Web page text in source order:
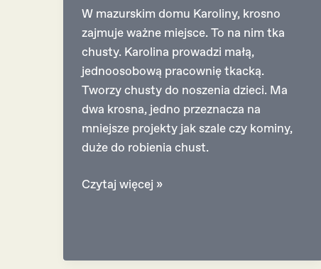
W mazurskim domu Karoliny, krosno
zajmuje ważne miejsce. To na nim tka
chusty. Karolina prowadzi małą,
jednoosobową pracownię tkacką.
Tworzy chusty do noszenia dzieci. Ma
dwa krosna, jedno przeznacza na
mniejsze projekty jak szale czy kominy,
duże do robienia chust.
Karolina
Czytaj więcej »